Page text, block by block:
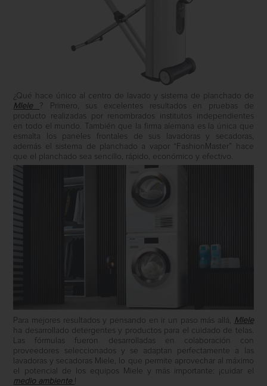
¿Qué hace único al centro de lavado y sistema de planchado de
MIele
? Primero, sus excelentes resultados en pruebas de
producto realizadas por renombrados institutos independientes
en todo el mundo. También que la firma alemana es la única que
esmalta los paneles frontales de sus lavadoras y secadoras,
además el sistema de planchado a vapor “FashionMaster” hace
que el planchado sea sencillo, rápido, económico y efectivo.
Para mejores resultados y pensando en ir un paso más allá, MIele
ha desarrollado detergentes y productos para el cuidado de telas.
Las fórmulas fueron desarrolladas en colaboración con
proveedores seleccionados y se adaptan perfectamente a las
lavadoras y secadoras Miele, lo que permite aprovechar al máximo
el potencial de los equipos Miele y más importante: ¡cuidar el
medio ambiente !